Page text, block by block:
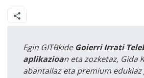
Egin GITBkide Goierri Irrati
aplikazioan eta zozketaz, Gida
abantailaz eta premium edukiaz